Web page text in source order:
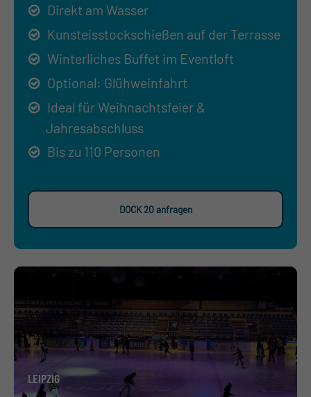
Direkt am Wasser
Kunsteisstockschießen auf der Terrasse
Winterliches Buffet im Eventloft
Optional: Glühweinfahrt
Ideal für Weihnachtsfeier &
Jahresabschluss
Bis zu 110 Personen
DOCK 20 anfragen
LEIPZIG